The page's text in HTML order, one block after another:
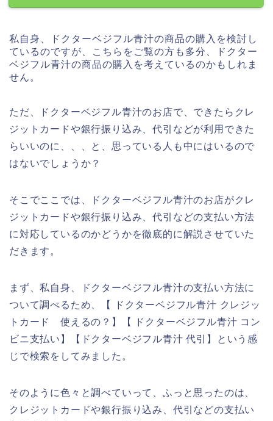
私自身、ドクターベジフル青汁の商品の購入を検討し
ているのですが、こちらをご覧の方も多分、ドクター
ベジフル青汁の商品の購入を考えているのかもしれま
せん。
ただ、ドクターベジフル青汁のお店で、できたらクレ
ジットカードや銀行振り込み、代引などが利用できた
らいいのに、、、と、思っている人も中にはいるので
はないでしょうか？
そこでここでは、ドクターベジフル青汁のお店がクレ
ジットカードや銀行振り込み、代引などの支払い方法
に対応しているのかどうかを徹底的に解説させていた
だきます。
まず、私自身、ドクターベジフル青汁の支払い方法に
ついて調べるため、【 ドクターベジフル青汁 クレジッ
トカード 使えるの？】【 ドクターベジフル青汁 コン
ビニ支払い】【ドクターベジフル青汁 代引】という感
じで検索をしてみました。
そのように色々と調べていって、ふっと思ったのは、
クレジットカードや銀行振り込み、代引などの支払い